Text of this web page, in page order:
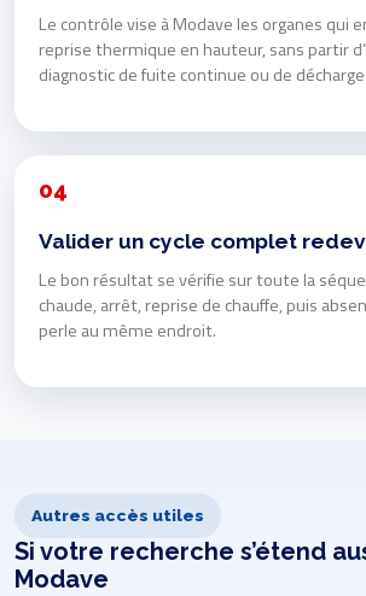
Le contrôle vise à Modave les organes qui
reprise thermique en hauteur, sans partir
diagnostic de fuite continue ou de
04
Valider un cycle complet
Le bon résultat se vérifie sur toute la
chaude, arrêt, reprise de chauffe, puis
perle au même endroit.
Autres accès utiles
Si votre recherche s’étend
Modave